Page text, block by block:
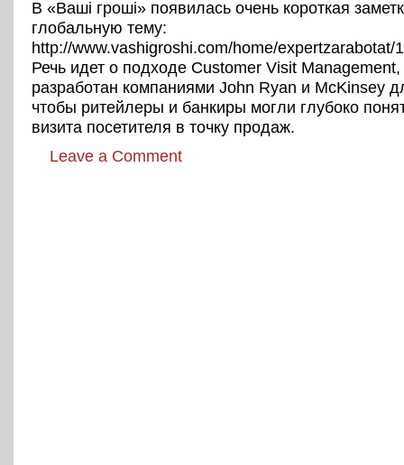
В «Вашi грошi» появилась очень короткая
глобальную тему:
http://www.vashigroshi.com/home/expertzarabotat/
Речь идет о подходе Customer Visit
разработан компаниями John Ryan и McKinsey
чтобы ритейлеры и банкиры могли глубоко
визита посетителя в точку продаж.
Leave a Comment